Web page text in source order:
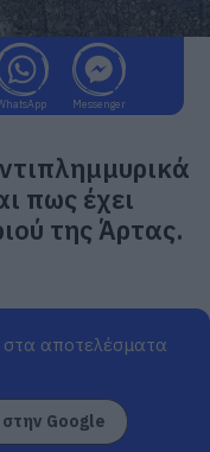
Messenger
πως έχει
της Άρτας.
αποτελέσματα
Google